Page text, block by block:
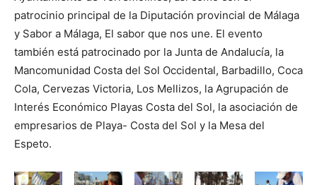
patrocinio principal de la Diputación provincial de Málaga
y Sabor a Málaga, El sabor que nos une. El evento
también está patrocinado por la Junta de Andalucía, la
Mancomunidad Costa del Sol Occidental, Barbadillo, Coca
Cola, Cervezas Victoria, Los Mellizos, la Agrupación de
Interés Económico Playas Costa del Sol, la asociación de
empresarios de Playa- Costa del Sol y la Mesa del
Espeto.